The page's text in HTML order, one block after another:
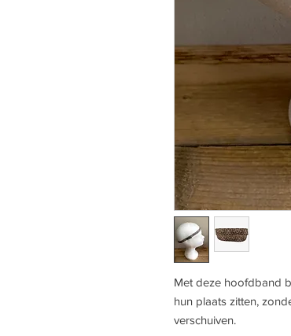
Met deze hoofdband
hun plaats zitten,
verschuiven.